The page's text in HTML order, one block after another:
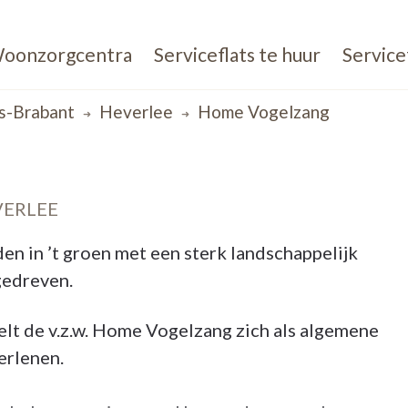
Serviceflats te huur
Brabant Heverlee Home Vogelzang
in ’t groen met een sterk landschappelijk
de v.z.w. Home Vogelzang zich als algemene